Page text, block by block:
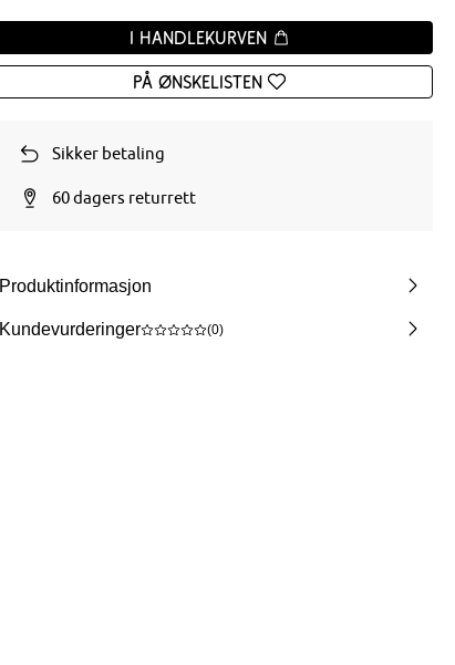
I handlekurven
På ønskelisten
Sikker betaling
60 dagers returrett
Produktinformasjon
Kundevurderinger (0)